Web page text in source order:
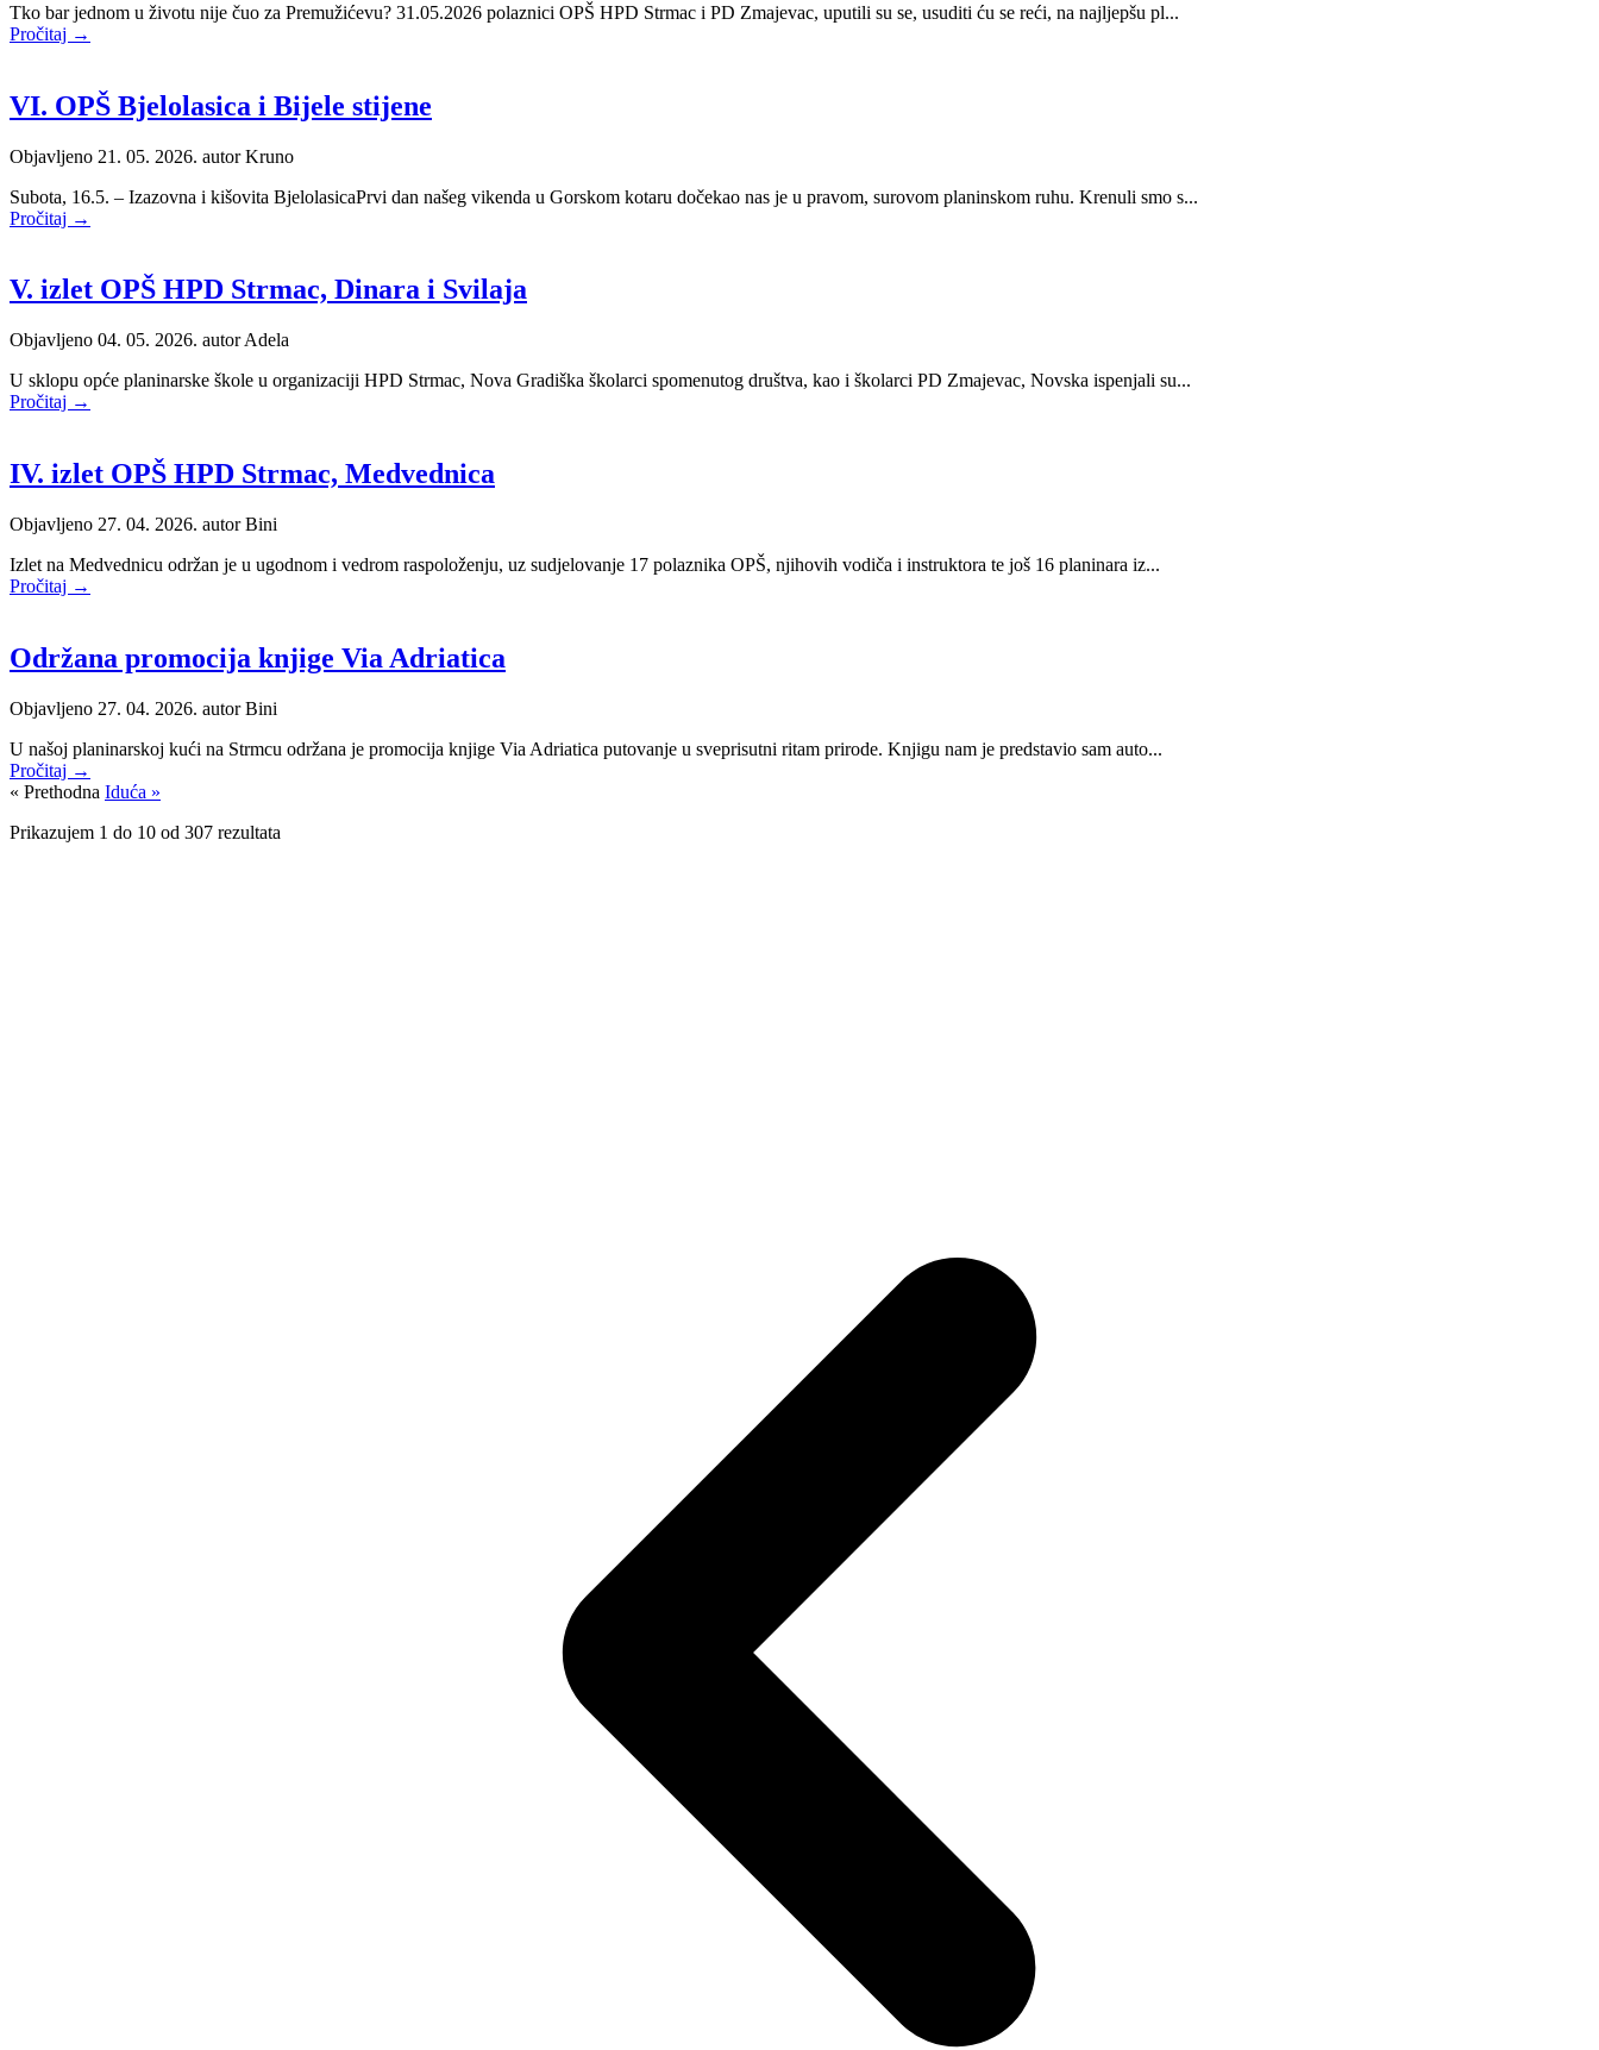
Tko bar jednom u životu nije čuo za Premužićevu? 31.05.2026 polaznici OPŠ HPD Strmac i PD Zmajevac, uputili su se, usuditi ću se reći, na najljepšu pl...
Pročitaj →
VI. OPŠ Bjelolasica i Bijele stijene
Objavljeno 21. 05. 2026. autorKruno
Subota, 16.5. – Izazovna i kišovita BjelolasicaPrvi dan našeg vikenda u Gorskom kotaru dočekao nas je u pravom, surovom planinskom ruhu. Krenuli smo s...
Pročitaj →
V. izlet OPŠ HPD Strmac, Dinara i Svilaja
Objavljeno 04. 05. 2026. autorAdela
U sklopu opće planinarske škole u organizaciji HPD Strmac, Nova Gradiška školarci spomenutog društva, kao i školarci PD Zmajevac, Novska ispenjali su...
Pročitaj →
IV. izlet OPŠ HPD Strmac, Medvednica
Objavljeno 27. 04. 2026. autorBini
Izlet na Medvednicu održan je u ugodnom i vedrom raspoloženju, uz sudjelovanje 17 polaznika OPŠ, njihovih vodiča i instruktora te još 16 planinara iz...
Pročitaj →
Održana promocija knjige Via Adriatica
Objavljeno 27. 04. 2026. autorBini
U našoj planinarskoj kući na Strmcu održana je promocija knjige Via Adriatica putovanje u sveprisutni ritam prirode. Knjigu nam je predstavio sam auto...
Pročitaj →
« Prethodna Iduća »
Prikazujem 1 do 10 od 307 rezultata